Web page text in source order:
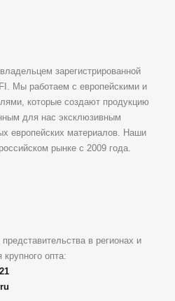
зарегистрированной
Мы работаем с европейскими и
которые создают продукцию
для нас эксклюзивным
европейских материалов. Наши
рынке с 2009 года.
в регионах и
опта: